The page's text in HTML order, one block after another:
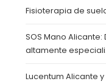
Fisioterapia de
SOS Mano
altamente
Lucentum Alicante